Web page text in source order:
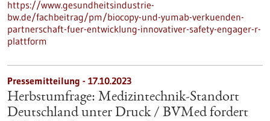
https://www.gesundheitsindustrie-
bw.de/fachbeitrag/pm/biocopy-und-yumab-verkuenden-
partnerschaft-fuer-entwicklung-innovativer-safety-engager-r-
plattform
Pressemitteilung - 17.10.2023
Herbstumfrage: Medizintechnik-Standort
Deutschland unter Druck / BVMed fordert